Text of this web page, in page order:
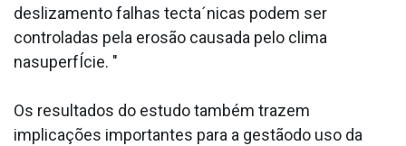
deslizamento falhas tecta´nicas podem ser
controladas pela erosão causada pelo clima
nasuperfÍcie. "
Os resultados do estudo também trazem
implicações importantes para a gestãodo uso da